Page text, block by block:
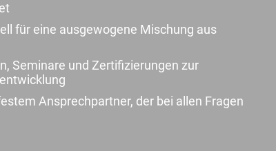
für eine ausgewogene Mischung aus
Seminare und Zertifizierungen zur
Ansprechpartner, der bei allen Fragen